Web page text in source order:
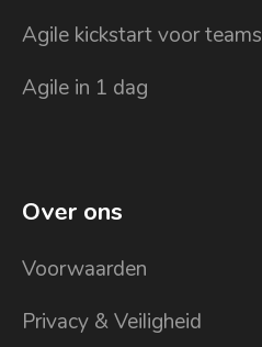
Agile kickstart voor teams
Agile in 1 dag
Over ons
Voorwaarden
Privacy & Veiligheid